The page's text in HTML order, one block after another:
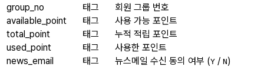
group_no
태그
회원 그룹 번호
available_point
태그
사용 가능 포인트
total_point
태그
누적 적립 포인트
used_point
태그
사용한 포인트
news_email
태그 뉴스메일 수신 동의 여부 (Y / N)